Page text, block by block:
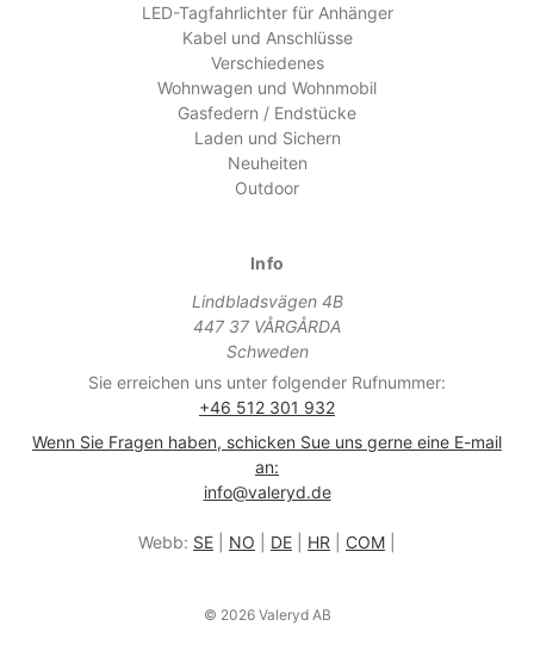
LED-Tagfahrlichter für Anhänger
Kabel und Anschlüsse
Verschiedenes
Wohnwagen und Wohnmobil
Gasfedern / Endstücke
Laden und Sichern
Neuheiten
Outdoor
Info
Lindbladsvägen 4B
447 37 VÅRGÅRDA
Schweden
Sie erreichen uns unter folgender Rufnummer:
+46 512 301 932
Wenn Sie Fragen haben, schicken Sue uns gerne eine E-mail
an:
info@valeryd.de
Webb: SE NO DE HR COM
© 2026 Valeryd AB